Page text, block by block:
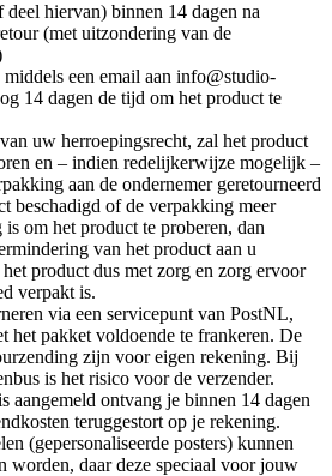
hiervan) binnen 14 dagen na
(met uitzondering van de
een email aan info@studio-
14 dagen de tijd om het product te
uw herroepingsrecht, zal het product
en – indien redelijkerwijze mogelijk –
aan de ondernemer geretourneerd
beschadigd of de verpakking meer
om het product te proberen, dan
van het product aan u
product dus met zorg en zorg ervoor
verpakt is.
via een servicepunt van PostNL,
het pakket voldoende te frankeren. De
zijn voor eigen rekening. Bij
is het risico voor de verzender.
aangemeld ontvang je binnen 14 dagen
teruggestort op je rekening.
(gepersonaliseerde posters) kunnen
worden, daar deze speciaal voor jouw